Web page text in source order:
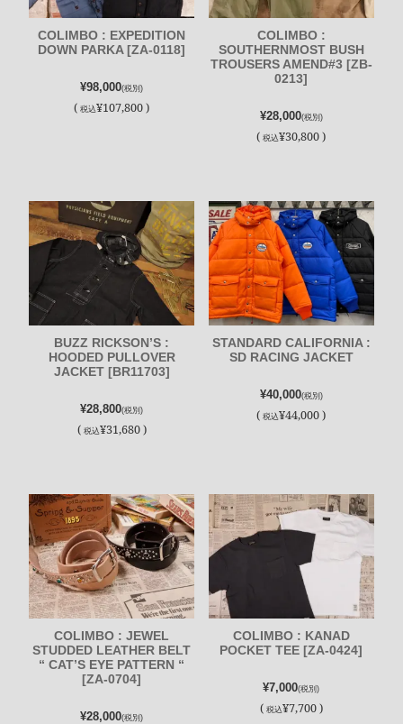
COLIMBO : EXPEDITION
DOWN PARKA [ZA-0118]
¥98,000(税別)
(税込¥107,800 )
COLIMBO :
SOUTHERNMOST BUSH
TROUSERS AMEND#3 [ZB-
0213]
¥28,000(税別)
(税込¥30,800 )
BUZZ RICKSON’S :
HOODED PULLOVER
JACKET [BR11703]
¥28,800(税別)
( 税込¥31,680 )
STANDARD CALIFORNIA :
SD RACING JACKET
¥40,000(税別)
(税込¥44,000 )
COLIMBO : JEWEL
STUDDED LEATHER BELT
“ CAT’S EYE PATTERN “
[ZA-0704]
¥28,000(税別)
COLIMBO : KANAD
POCKET TEE [ZA-0424]
¥7,000(税別)
( 税込¥7,700 )